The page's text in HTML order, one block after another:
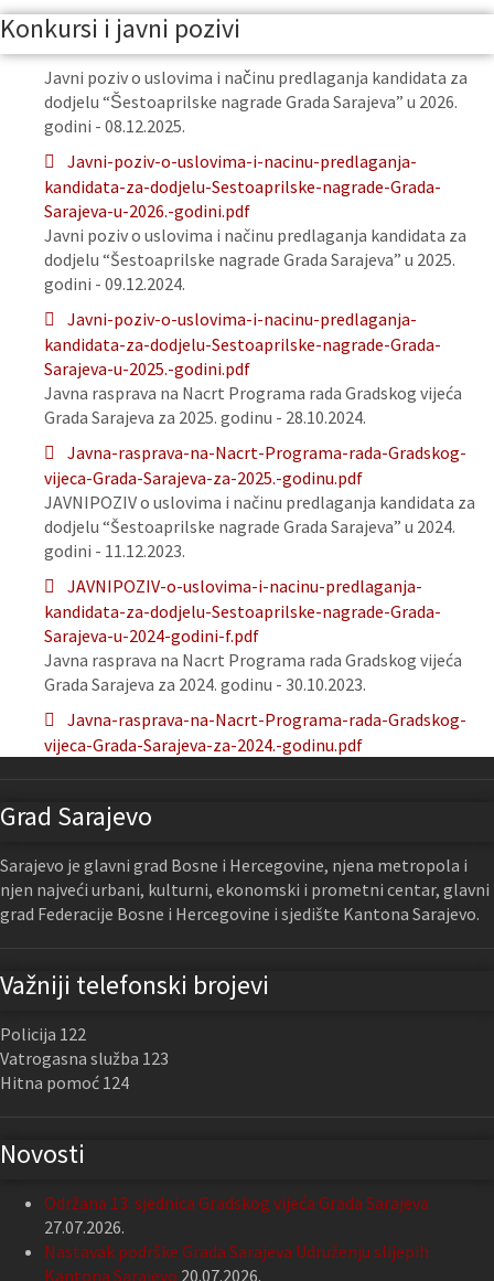
Konkursi i javni pozivi
Javni poziv o uslovima i načinu predlaganja kandidata za
dodjelu “Šestoaprilske nagrade Grada Sarajeva” u 2026.
godini - 08.12.2025.
Javni-poziv-o-uslovima-i-nacinu-predlaganja-
kandidata-za-dodjelu-Sestoaprilske-nagrade-Grada-
Sarajeva-u-2026.-godini.pdf
Javni poziv o uslovima i načinu predlaganja kandidata za
dodjelu “Šestoaprilske nagrade Grada Sarajeva” u 2025.
godini - 09.12.2024.
Javni-poziv-o-uslovima-i-nacinu-predlaganja-
kandidata-za-dodjelu-Sestoaprilske-nagrade-Grada-
Sarajeva-u-2025.-godini.pdf
Javna rasprava na Nacrt Programa rada Gradskog vijeća
Grada Sarajeva za 2025. godinu - 28.10.2024.
Javna-rasprava-na-Nacrt-Programa-rada-Gradskog-
vijeca-Grada-Sarajeva-za-2025.-godinu.pdf
JAVNIPOZIV o uslovima i načinu predlaganja kandidata za
dodjelu “Šestoaprilske nagrade Grada Sarajeva” u 2024.
godini - 11.12.2023.
JAVNIPOZIV-o-uslovima-i-nacinu-predlaganja-
kandidata-za-dodjelu-Sestoaprilske-nagrade-Grada-
Sarajeva-u-2024-godini-f.pdf
Javna rasprava na Nacrt Programa rada Gradskog vijeća
Grada Sarajeva za 2024. godinu - 30.10.2023.
Javna-rasprava-na-Nacrt-Programa-rada-Gradskog-
vijeca-Grada-Sarajeva-za-2024.-godinu.pdf
Grad Sarajevo
Sarajevo je glavni grad Bosne i Hercegovine, njena metropola i
njen najveći urbani, kulturni, ekonomski i prometni centar, glavni
grad Federacije Bosne i Hercegovine i sjedište Kantona Sarajevo.
Važniji telefonski brojevi
Policija 122
Vatrogasna služba 123
Hitna pomoć 124
Novosti
Održana 13. sjednica Gradskog vijeća Grada Sarajeva
27.07.2026.
Nastavak podrške Grada Sarajeva Udruženju slijepih
Kantona Sarajevo 20.07.2026.